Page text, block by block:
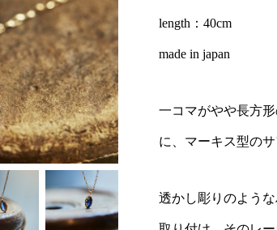
length：40cm
made in japan
一コマがやや長方
に、マーキス型の
透かし彫りのよう